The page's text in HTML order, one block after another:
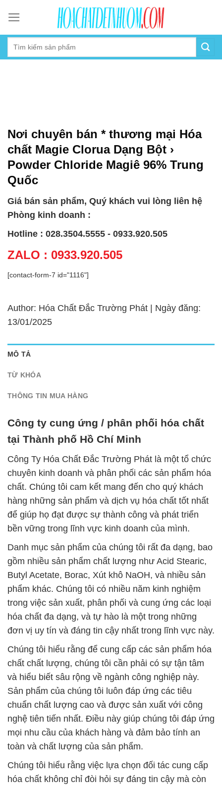
content
Nơi chuyên bán * thương mại Hóa
chất Magie Clorua Dạng Bột ›
Powder Chloride Magiê 96% Trung
Quốc
Giá bán sản phẩm, Quý khách vui lòng liên hệ
Phòng kinh doanh :
Hotline : 028.3504.5555 - 0933.920.505
ZALO : 0933.920.505
[contact-form-7 id="1116"]
Author: Hóa Chất Đắc Trường Phát | Ngày đăng:
13/01/2025
MÔ TẢ
TỪ KHÓA
THÔNG TIN MUA HÀNG
Công ty cung ứng / phân phối hóa chất
tại Thành phố Hồ Chí Minh
Công Ty Hóa Chất Đắc Trường Phát là một tổ chức
chuyên kinh doanh và phân phối các sản phẩm hóa
chất. Chúng tôi cam kết mang đến cho quý khách
hàng những sản phẩm và dịch vụ hóa chất tốt nhất
để giúp họ đạt được sự thành công và phát triển
bền vững trong lĩnh vực kinh doanh của mình.
Danh mục sản phẩm của chúng tôi rất đa dạng, bao
gồm nhiều sản phẩm chất lượng như Acid Stearic,
Butyl Acetate, Borac, Xút khô NaOH, và nhiều sản
phẩm khác. Chúng tôi có nhiều năm kinh nghiệm
trong việc sản xuất, phân phối và cung ứng các loại
hóa chất đa dạng, và tự hào là một trong những
đơn vị uy tín và đáng tin cậy nhất trong lĩnh vực này.
Chúng tôi hiểu rằng để cung cấp các sản phẩm hóa
chất chất lượng, chúng tôi cần phải có sự tận tâm
và hiểu biết sâu rộng về ngành công nghiệp này.
Sản phẩm của chúng tôi luôn đáp ứng các tiêu
chuẩn chất lượng cao và được sản xuất với công
nghệ tiên tiến nhất. Điều này giúp chúng tôi đáp ứng
mọi nhu cầu của khách hàng và đảm bảo tính an
toàn và chất lượng của sản phẩm.
Chúng tôi hiểu rằng việc lựa chọn đối tác cung cấp
hóa chất không chỉ đòi hỏi sự đáng tin cậy mà còn